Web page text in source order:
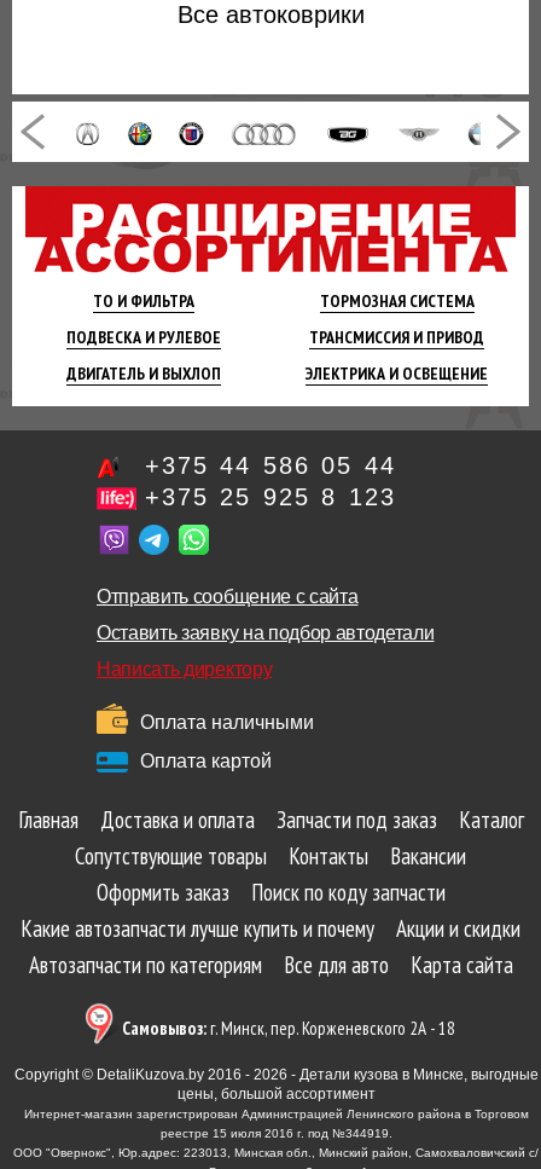
ТО И ФИЛЬТРА ТОРМОЗНАЯСИСТЕМА
ПОДВЕСКА И РУЛЕВОЕ ТРАНСМИССИЯ И ПРИВОД
ДВИГАТЕЛЬ И ВЫХЛОП ЭЛЕКТРИКА И ОСВЕЩЕНИЕ
Все автоковрики
+375 44 586 05 44
+375 25 925 8 123
Отправить сообщение с сайта
Оставить заявку на подбор автодетали
Написать директору
Оплата наличными
Оплата картой
Главная Доставка и оплата Запчасти под заказ
Каталог
Сопутствующие товары
Контакты
Вакансии
Оформить заказ
Поиск по коду запчасти
Какие автозапчасти лучше купить и почему
Акции и скидки
Автозапчасти по категориям
Все для авто Карта сайта
Самовывоз:г. Минск, пер. Корженевского 2А - 18
Copyright © DetaliKuzova.by 2016 - 2026 - Детали кузова в Минске, выгодные
цены, большой ассортимент
Интернет-магазин зарегистрирован Администрацией Ленинского района в Торговом
реестре 15 июля 2016 г. под №344919.
ООО "Овернокс", Юр.адрес: 223013, Минская обл., Минский район, Самохваловичский с/